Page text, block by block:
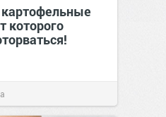
которого